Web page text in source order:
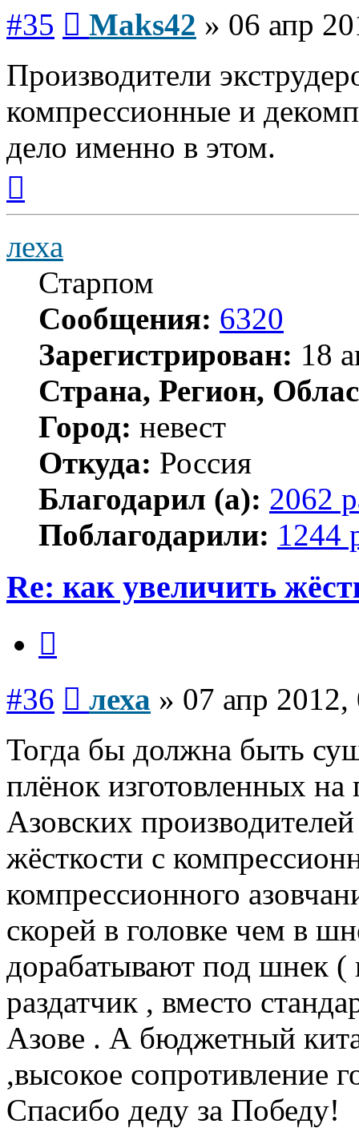
#35 Maks42 » 06 апр
Производители
компрессионные и
дело именно в этом.
началу
леха
Старпом
Сообщения: 6320
Зарегистрирован: 18
Страна, Регион,
Город: невест
Откуда: Россия
Благодарил (а): 2062
Поблагодарили: 1244
Re: как увеличить
#36 леха » 07 апр 2012,
Тогда бы должна быть
плёнок изготовленных
Азовских
жёсткости с
компрессионного
скорей в головке чем в
дорабатывают под шнек
раздатчик , вместо
Азове . А бюджетный
,высокое сопротивление
Спасибо деду за Победу!